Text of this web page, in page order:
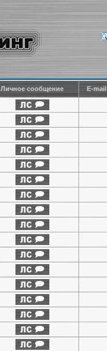
Личное сообщение E-